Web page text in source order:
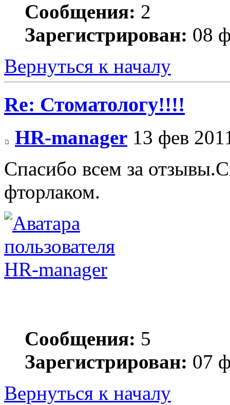
Сообщения: 2
Зарегистрирован: 08
Вернуться к началу
Re: Стоматологу!!!!
HR-manager 13 фев
Спасибо всем за
фторлаком.
HR-manager
Сообщения: 5
Зарегистрирован: 07
Вернуться к началу